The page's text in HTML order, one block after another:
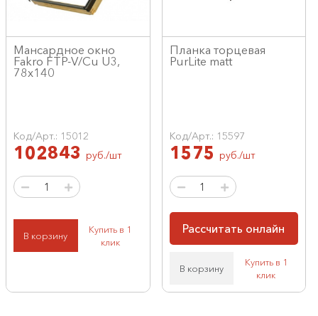
Мансардное окно
Fakro FTP-V/Cu U3,
78x140
Код/Арт.: 15012
102843 руб./шт
В корзину
Купить в 1
клик
Планка торцевая
PurLite matt
Код/Арт.: 15597
1575 руб./шт
Рассчитать онлайн
В корзину
Купить в 1
клик